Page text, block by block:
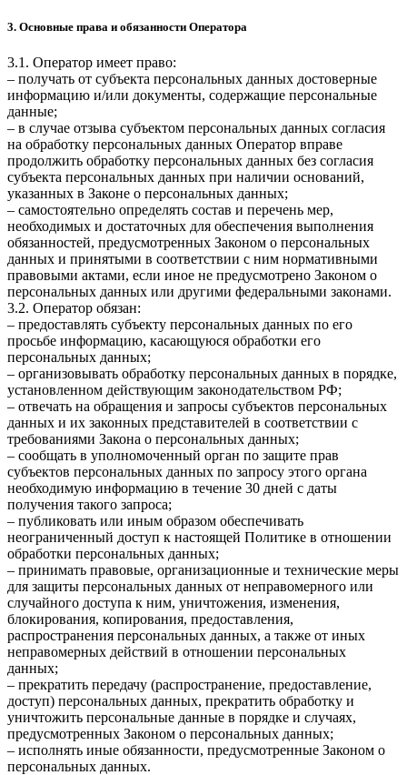
3. Основные права и обязанности Оператора
3.1. Оператор имеет право:
– получать от субъекта персональных данных достоверные
информацию и/или документы, содержащие персональные
данные;
– в случае отзыва субъектом персональных данных согласия
на обработку персональных данных Оператор вправе
продолжить обработку персональных данных без согласия
субъекта персональных данных при наличии оснований,
указанных в Законе о персональных данных;
– самостоятельно определять состав и перечень мер,
необходимых и достаточных для обеспечения выполнения
обязанностей, предусмотренных Законом о персональных
данных и принятыми в соответствии с ним нормативными
правовыми актами, если иное не предусмотрено Законом о
персональных данных или другими федеральными законами.
3.2. Оператор обязан:
– предоставлять субъекту персональных данных по его
просьбе информацию, касающуюся обработки его
персональных данных;
– организовывать обработку персональных данных в порядке,
установленном действующим законодательством РФ;
– отвечать на обращения и запросы субъектов персональных
данных и их законных представителей в соответствии с
требованиями Закона о персональных данных;
– сообщать в уполномоченный орган по защите прав
субъектов персональных данных по запросу этого органа
необходимую информацию в течение 30 дней с даты
получения такого запроса;
– публиковать или иным образом обеспечивать
неограниченный доступ к настоящей Политике в отношении
обработки персональных данных;
– принимать правовые, организационные и технические меры
для защиты персональных данных от неправомерного или
случайного доступа к ним, уничтожения, изменения,
блокирования, копирования, предоставления,
распространения персональных данных, а также от иных
неправомерных действий в отношении персональных
данных;
– прекратить передачу (распространение, предоставление,
доступ) персональных данных, прекратить обработку и
уничтожить персональные данные в порядке и случаях,
предусмотренных Законом о персональных данных;
– исполнять иные обязанности, предусмотренные Законом о
персональных данных.